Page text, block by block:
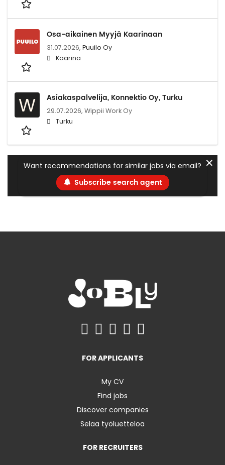
Osa-aikainen Myyjä Kaarinaan
31.07.2026, Puuilo Oy
Kaarina
W Asiakaspalvelija, Konnektio Oy, Turku
29.07.2026, Wippii Work Oy
Turku
Want recommendations for similar jobs via email?
Subscribe search agent
✕
FOR APPLICANTS
My CV
Find jobs
Discover companies
Selaa työluetteloa
FOR RECRUITERS